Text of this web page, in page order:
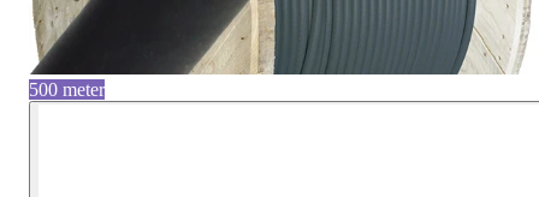
500 meter